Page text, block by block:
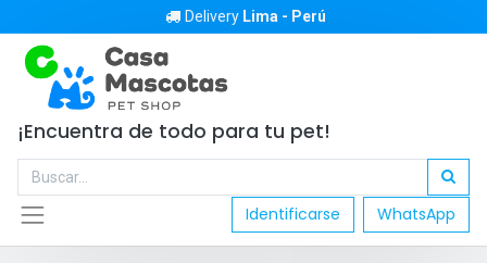
Delivery Lima - Perú
¡Encuentra de todo para tu pet!
Identificarse WhatsApp